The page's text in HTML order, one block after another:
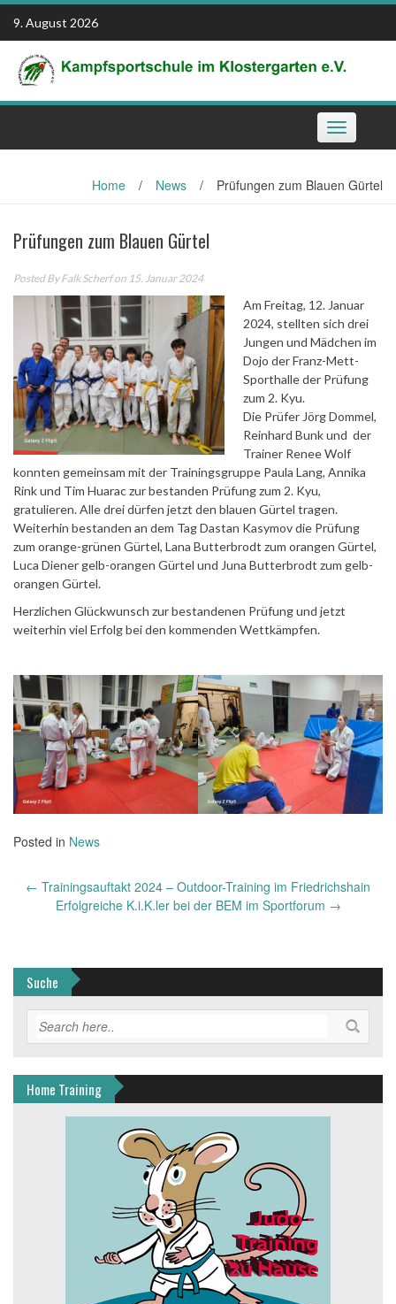
Skip
content
9. August 2026
Toggle
navigation
Home / News / Prüfungen zum Blauen Gürtel
Prüfungen zum Blauen Gürtel
Posted ByFalk Scherfon 15. Januar 2024
Am Freitag, 12. Januar
2024, stellten sich drei
Jungen und Mädchen im
Dojo der Franz-Mett-
Sporthalle der Prüfung
zum 2. Kyu.
Die Prüfer Jörg Dommel,
Reinhard Bunk und der
Trainer Renee Wolf
konnten gemeinsam mit der Trainingsgruppe Paula Lang, Annika
Rink und Tim Huarac zur bestanden Prüfung zum 2. Kyu,
gratulieren. Alle drei dürfen jetzt den blauen Gürtel tragen.
Weiterhin bestanden an dem Tag Dastan Kasymov die Prüfung
zum orange-grünen Gürtel, Lana Butterbrodt zum orangen Gürtel,
Luca Diener gelb-orangen Gürtel und Juna Butterbrodt zum gelb-
orangen Gürtel.
Herzlichen Glückwunsch zur bestandenen Prüfung und jetzt
weiterhin viel Erfolg bei den kommenden Wettkämpfen.
Posted in News
Post
navigation
← Trainingsauftakt 2024 – Outdoor-Training im Friedrichshain
Erfolgreiche K.i.K.ler bei der BEM im Sportforum →
Suche
Home Training